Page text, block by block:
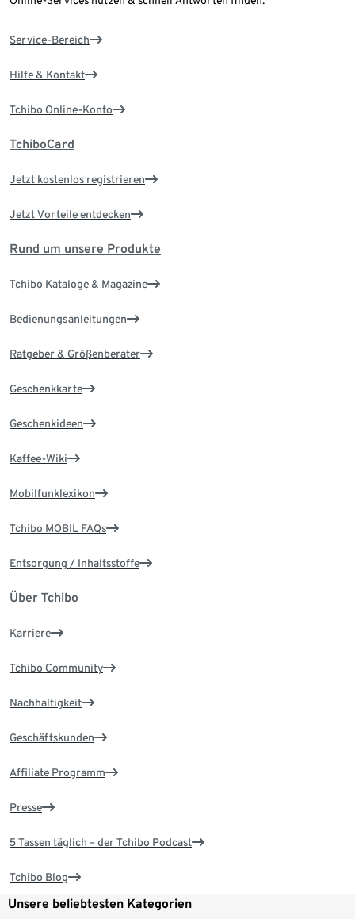
Service-Bereich
Hilfe & Kontakt
Tchibo Online-Konto
TchiboCard
Jetzt kostenlos registrieren
Jetzt Vorteile entdecken
Rund um unsere Produkte
Tchibo Kataloge & Magazine
Bedienungsanleitungen
Ratgeber & Größenberater
Geschenkkarte
Geschenkideen
Kaffee-Wiki
Mobilfunklexikon
Tchibo MOBIL FAQs
Entsorgung / Inhaltsstoffe
Über Tchibo
Karriere
Tchibo Community
Nachhaltigkeit
Geschäftskunden
Affiliate Programm
Presse
5 Tassen täglich – der Tchibo Podcast
Tchibo Blog
Unsere beliebtesten Kategorien